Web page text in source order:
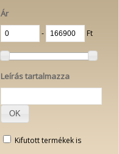
Ár
‐ Ft
Leírás tartalmazza
OK
Kifutott termékek is